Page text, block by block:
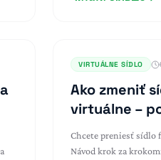
VIRTUÁLNE SÍDLO
Ako zmeniť
virtuálne –
Chcete preniesť sídlo
Návod krok za